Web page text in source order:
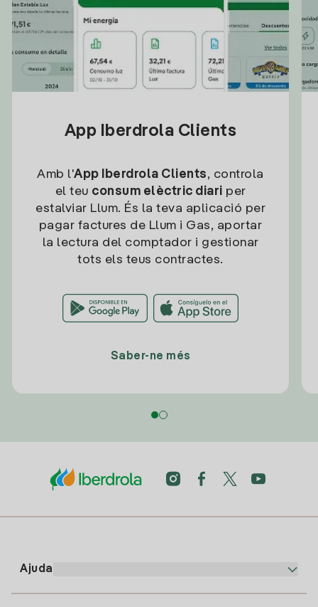
App Iberdrola Clients
Amb l'App Iberdrola Clients, controla
el teu consum elèctric diari per
estalviar Llum. És la teva aplicació per
pagar factures de Llum i Gas, aportar
la lectura del comptador i gestionar
tots els teus contractes.
Saber-ne més
Ajuda